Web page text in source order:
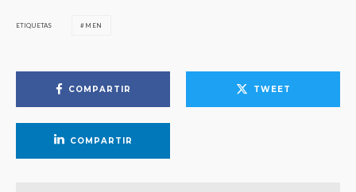
ETIQUETAS MEN
COMPARTIR TWEET
COMPARTIR